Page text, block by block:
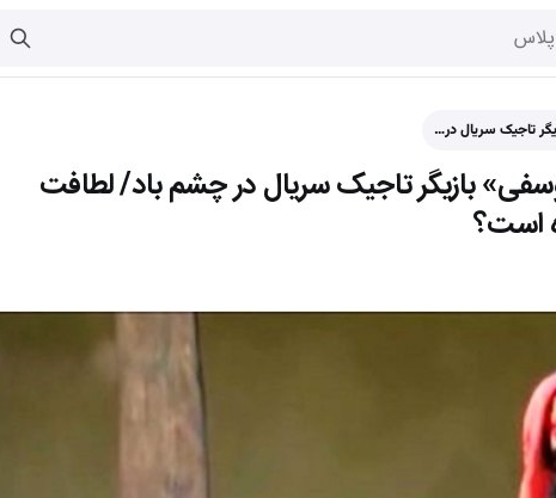
تاجیک سریال در…
بازیگر تاجیک سریال در چشم باد/ لطافت